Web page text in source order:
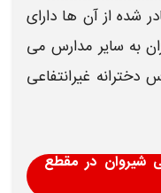
شده از آن ها دارای
به سایر مدارس می
دخترانه غیرانتفاعی
شیروان در مقطع